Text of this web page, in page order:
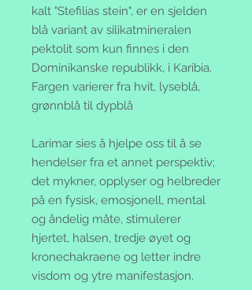
kalt "Stefilias stein", er en sjelden
blå variant av silikatmineralen
pektolit som kun finnes i den
Dominikanske republikk, i Karibia.
Fargen varierer fra hvit, lyseblå,
grønnblå til dypblå
Larimar sies å hjelpe oss til å se
hendelser fra et annet perspektiv;
det mykner, opplyser og helbreder
på en fysisk, emosjonell, mental
og åndelig måte, stimulerer
hjertet, halsen, tredje øyet og
kronechakraene og letter indre
visdom og ytre manifestasjon.